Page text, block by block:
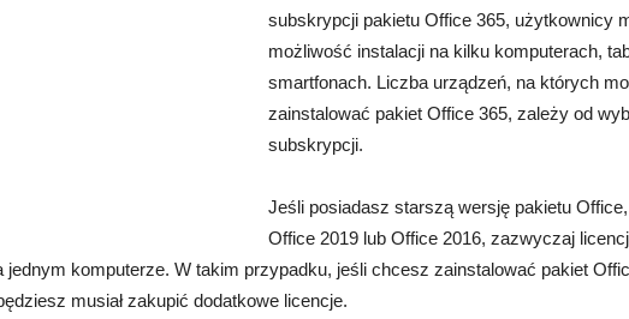
subskrypcji pakietu Office 365, użytkownicy
możliwość instalacji na kilku komputerach,
smartfonach. Liczba urządzeń, na których
zainstalować pakiet Office 365, zależy od
subskrypcji.
Jeśli posiadasz starszą wersję pakietu
Office 2019 lub Office 2016, zazwyczaj
jednym komputerze. W takim przypadku, jeśli chcesz zainstalować pakiet
musiał zakupić dodatkowe licencje.